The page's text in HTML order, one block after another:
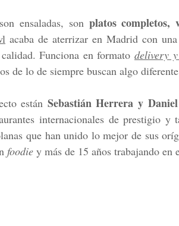
ensaladas, son platos completos,
acaba de aterrizar en Madrid con
Funciona en formato delivery
de lo de siempre buscan algo
están Sebastián Herrera y
internacionales de prestigio
que han unido lo mejor de sus
foodie y más de 15 años trabajando